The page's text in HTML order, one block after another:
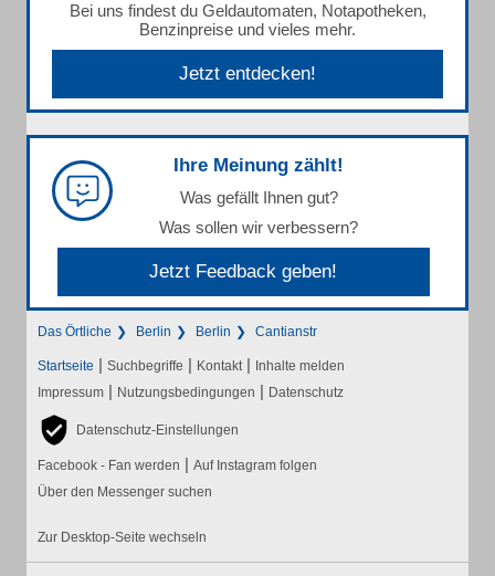
Bei uns findest du Geldautomaten, Notapotheken,
Benzinpreise und vieles mehr.
Jetzt entdecken!
Ihre Meinung zählt!
Was gefällt Ihnen gut?
Was sollen wir verbessern?
Jetzt Feedback geben!
Das Örtliche Berlin Berlin Cantianstr
Startseite | Suchbegriffe | Kontakt | Inhalte melden
Impressum | Nutzungsbedingungen | Datenschutz
Datenschutz-Einstellungen
Facebook - Fan werden | Auf Instagram folgen
Über den Messenger suchen
Zur Desktop-Seite wechseln